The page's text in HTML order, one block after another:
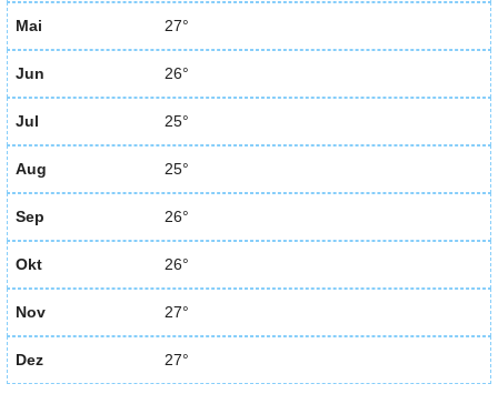
Mai 27°
Jun 26°
Jul 25°
Aug 25°
Sep 26°
Okt 26°
Nov 27°
Dez 27°